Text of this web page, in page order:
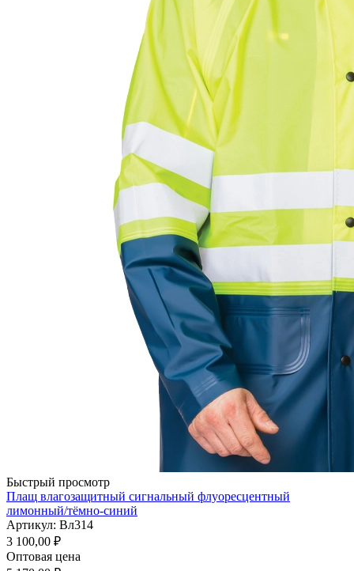
Быстрый просмотр
Плащ влагозащитный сигнальный флуоресцентный
лимонный/тёмно-синий
Артикул: Вл314
3 100,00 ₽
Оптовая цена